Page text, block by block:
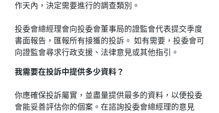
作天內，決定需要進行的調查類別。
投委會總經理會向投委會董事局的證監會代表提交季度
書面報告，匯報所有接獲的投訴。 如有需要，投委會可
向證監會尋求行政支援、法律意見或其他指引。
我需要在投訴中提供多少資料？
你應確保投訴屬實，並盡量提供最多的資料，以便投委
會能妥善評估你的個案。在諮詢投委會總經理的意見